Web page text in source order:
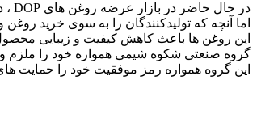
در حال حاضر در بازار عرضه روغن های DOP ، دو نوع روغن وجود دارد؛ روغن های وارداتی (نظیر LG) و روغن های داخلی
اما آنچه که تولیدکنندگان را به سوی خرید
این روغن ها باعث کاهش کیفیت و زیبایی
گروه صنعتی شکوه شیمی همواره خود را ملزم و متعهد
این گروه همواره رمز موفقیت خود را حمایت